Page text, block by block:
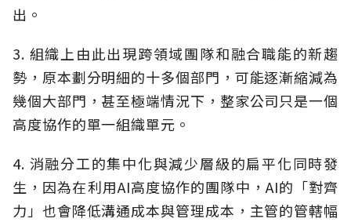
出。
3. 組織上由此出現跨領域團隊和融合職能的新趨
勢，原本劃分明細的十多個部門，可能逐漸縮減為
幾個大部門，甚至極端情況下，整家公司只是一個
高度協作的單一組織單元。
4. 消融分工的集中化與減少層級的扁平化同時發
生，因為在利用AI高度協作的團隊中，AI的「對齊
力」也會降低溝通成本與管理成本，主管的管轄幅